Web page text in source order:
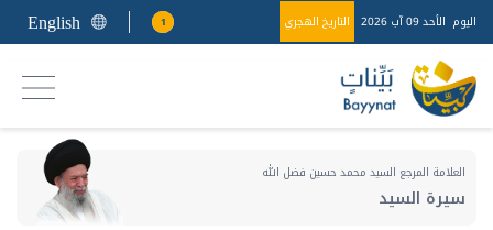
اليوم الأحد 09 آب 2026 التاريخ الهجري 1
English
العلامة المرجع السيد محمد حسين فضل الله
سيرة السيد